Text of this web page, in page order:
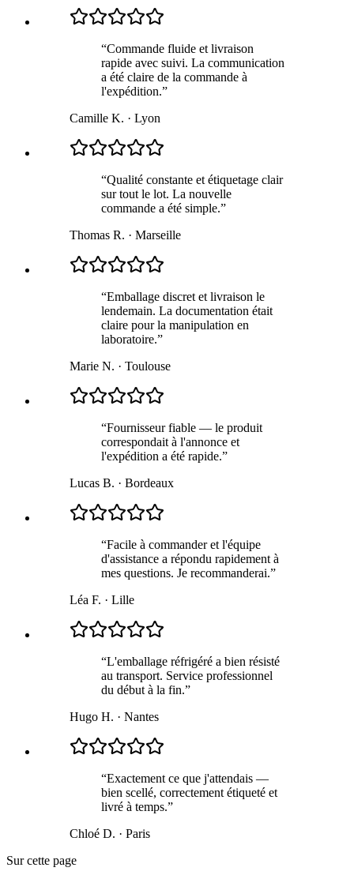
“Commande fluide et livraison
rapide avec suivi. La communication
a été claire de la commande à
l'expédition.”
Camille K. · Lyon
“Qualité constante et étiquetage clair
sur tout le lot. La nouvelle
commande a été simple.”
Thomas R. · Marseille
“Emballage discret et livraison le
lendemain. La documentation était
claire pour la manipulation en
laboratoire.”
Marie N. · Toulouse
“Fournisseur fiable — le produit
correspondait à l'annonce et
l'expédition a été rapide.”
Lucas B. · Bordeaux
“Facile à commander et l'équipe
d'assistance a répondu rapidement à
mes questions. Je recommanderai.”
Léa F. · Lille
“L'emballage réfrigéré a bien résisté
au transport. Service professionnel
du début à la fin.”
Hugo H. · Nantes
“Exactement ce que j'attendais —
bien scellé, correctement étiqueté et
livré à temps.”
Chloé D. · Paris
Sur cette page